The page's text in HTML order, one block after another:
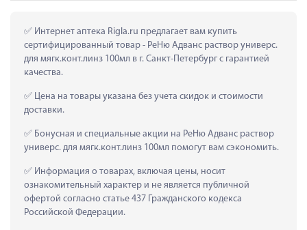
Интернет аптека Rigla.ru предлагает вам купить
сертифицированный товар - РеНю Адванс раствор универс.
для мягк.конт.линз 100мл в г. Санкт-Петербург с гарантией
качества.
Цена на товары указана без учета скидок и стоимости
доставки.
Бонусная и специальные акции на РеНю Адванс раствор
универс. для мягк.конт.линз 100мл помогут вам сэкономить.
Информация о товарах, включая цены, носит
ознакомительный характер и не является публичной
офертой согласно статье 437 Гражданского кодекса
Российской Федерации.